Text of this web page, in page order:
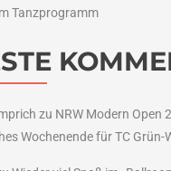
Tanzprogramm
zu NRW Modern Open
Wochenende für TC Grün-